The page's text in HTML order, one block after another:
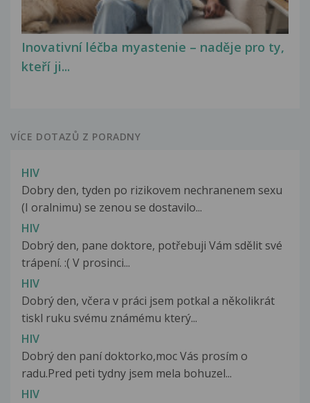
Inovativní léčba myastenie – naděje pro ty,
kteří ji...
VÍCE DOTAZŮ Z PORADNY
HIV
Dobry den, tyden po rizikovem nechranenem sexu
(I oralnimu) se zenou se dostavilo...
HIV
Dobrý den, pane doktore, potřebuji Vám sdělit své
trápení. :( V prosinci...
HIV
Dobrý den, včera v práci jsem potkal a několikrát
tiskl ruku svému známému který...
HIV
Dobrý den paní doktorko,moc Vás prosím o
radu.Pred peti tydny jsem mela bohuzel...
HIV